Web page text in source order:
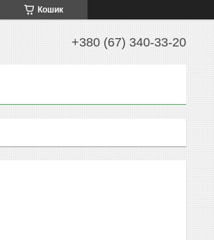
Кошик
+380 (67) 340-33-20